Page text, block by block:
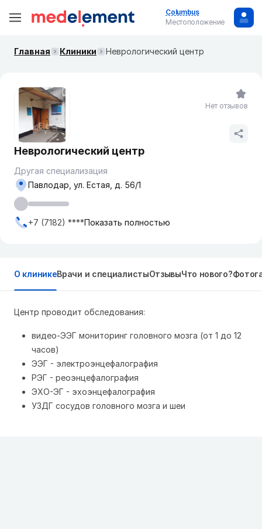
Columbus
Местоположение
Главная Клиники Неврологический центр
Неврологический центр
Другая специализация
Павлодар, ул. Естая, д. 56/1
+7 (7182) ****Показать полностью
Нет отзывов
О клиникеВрачи и специалистыОтзывыЧто нового?
Центр проводит обследования:
видео-ЭЭГ мониторинг головного мозга (от 1 до 12
часов)
ЭЭГ - электроэнцефалография
РЭГ - реоэнцефалография
ЭХО-ЭГ - эхоэнцефалография
УЗДГ сосудов головного мозга и шеи